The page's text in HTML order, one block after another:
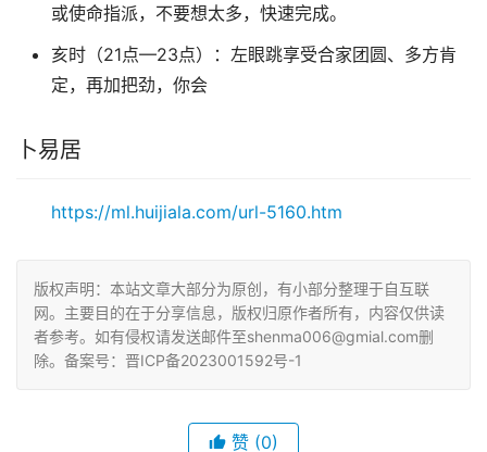
或使命指派，不要想太多，快速完成。
亥时（21点—23点）：左眼跳享受合家团圆、多方肯
定，再加把劲，你会
卜易居
https://ml.huijiala.com/url-5160.htm
版权声明：本站文章大部分为原创，有小部分整理于自互联
网。主要目的在于分享信息，版权归原作者所有，内容仅供读
者参考。如有侵权请发送邮件至shenma006@gmial.com删
除。备案号：晋ICP备2023001592号-1
赞 (0)